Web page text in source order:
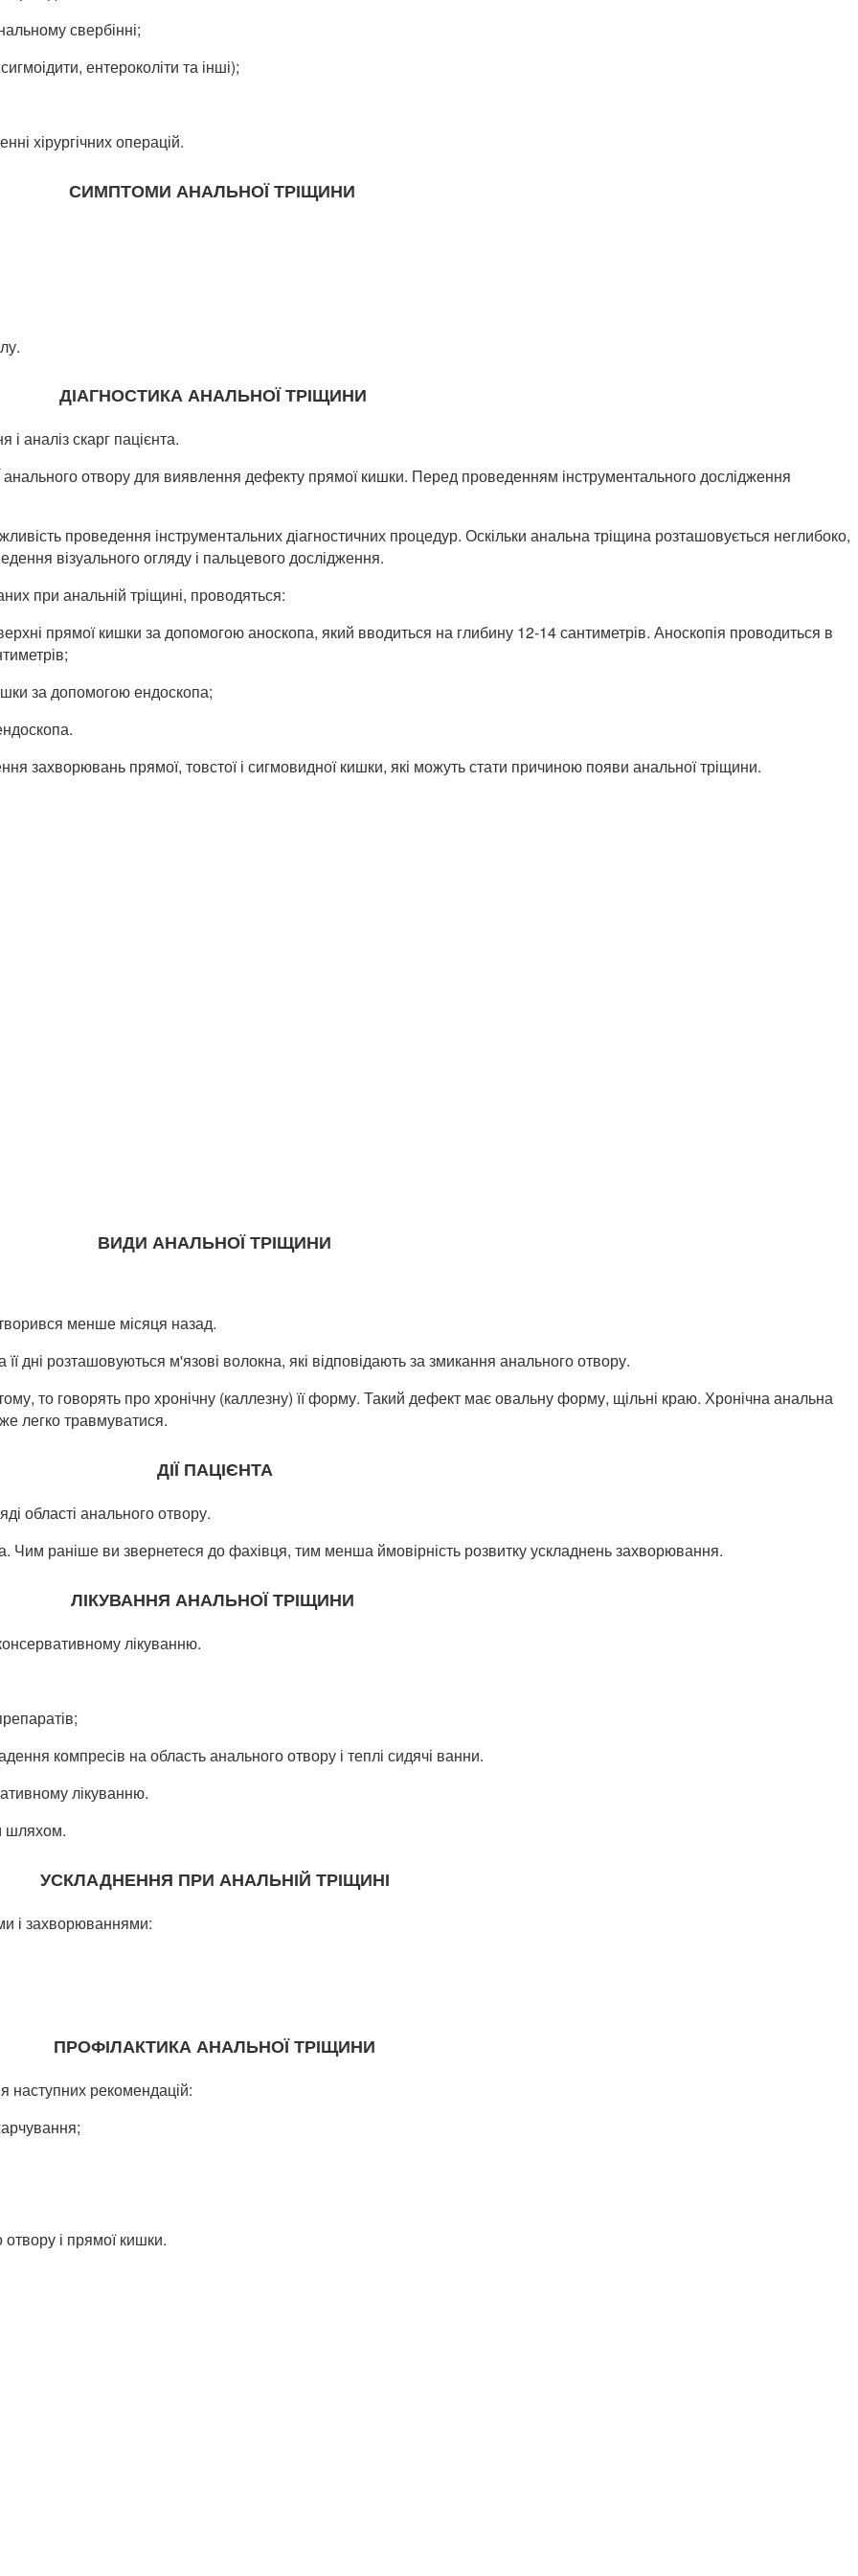
свербінні;
ентероколіти та інші);
хірургічних операцій.
СИМПТОМИ АНАЛЬНОЇ ТРІЩИНИ
ДІАГНОСТИКА АНАЛЬНОЇ ТРІЩИНИ
аналіз скарг пацієнта.
анального отвору для виявлення дефекту прямої кишки. Перед проведенням інструментального дослідження
проведення інструментальних діагностичних процедур. Оскільки анальна тріщина розташовується неглибоко,
візуального огляду і пальцевого дослідження.
при анальній тріщині, проводяться:
прямої кишки за допомогою аноскопа, який вводиться на глибину 12-14 сантиметрів. Аноскопія проводиться в
за допомогою ендоскопа;
захворювань прямої, товстої і сигмовидної кишки, які можуть стати причиною появи анальної тріщини.
ВИДИ АНАЛЬНОЇ ТРІЩИНИ
менше місяця назад.
розташовуються м'язові волокна, які відповідають за змикання анального отвору.
то говорять про хронічну (каллезну) її форму. Такий дефект має овальну форму, щільні краю. Хронічна анальна
легко травмуватися.
ДІЇ ПАЦІЄНТА
області анального отвору.
Чим раніше ви звернетеся до фахівця, тим менша ймовірність розвитку ускладнень захворювання.
ЛІКУВАННЯ АНАЛЬНОЇ ТРІЩИНИ
лікуванню.
компресів на область анального отвору і теплі сидячі ванни.
лікуванню.
шляхом.
УСКЛАДНЕННЯ ПРИ АНАЛЬНІЙ ТРІЩИНІ
і захворюваннями:
ПРОФІЛАКТИКА АНАЛЬНОЇ ТРІЩИНИ
наступних рекомендацій:
і прямої кишки.